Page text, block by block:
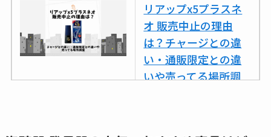
リアップx5プラスネ
オ 販売中止の理由
は？チャージとの違
い・通販限定との違
いや売ってる場所調